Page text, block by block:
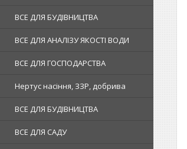
ВСЕ ДЛЯ БУДІВНИЦТВА
ВСЕ ДЛЯ АНАЛІЗУ ЯКОСТІ ВОДИ
ВСЕ ДЛЯ ГОСПОДАРСТВА
Нертус насіння, ЗЗР, добрива
ВСЕ ДЛЯ БУДІВНИЦТВА
ВСЕ ДЛЯ САДУ